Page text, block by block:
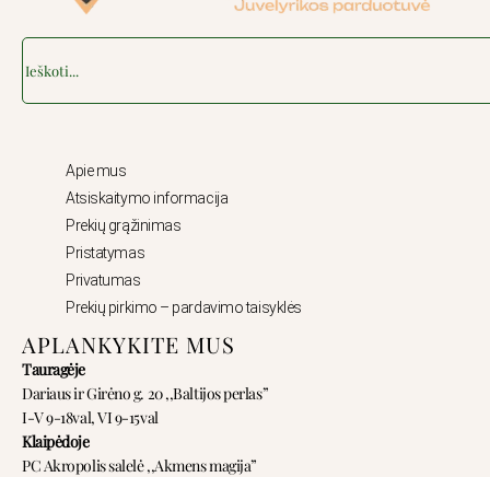
Apie mus
Atsiskaitymo informacija
Prekių grąžinimas
Pristatymas
Privatumas
Prekių pirkimo – pardavimo taisyklės
APLANKYKITE MUS
Tauragėje
Dariaus ir Girėno g. 20 ,,Baltijos perlas”
I-V 9-18val, VI 9-15val
Klaipėdoje
PC Akropolis salelė ,,Akmens magija”